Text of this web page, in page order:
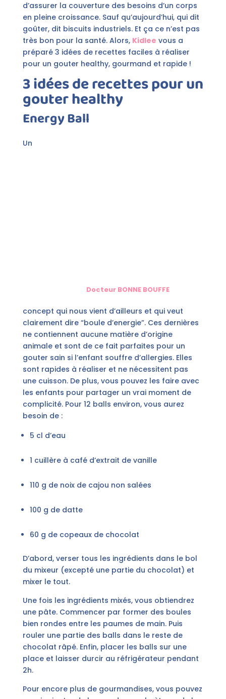
d’assurer la couverture des besoins d’un corps
en pleine croissance. Sauf qu’aujourd’hui, qui dit
goûter, dit biscuits industriels. Et ça ce n’est pas
très bon pour la santé. Alors, Kidlee vous a
préparé 3 idées de recettes faciles à réaliser
pour un gouter healthy, gourmand et rapide !
3 idées de recettes pour un
gouter healthy
Energy Ball
Docteur BONNE BOUFFE
Un
concept qui nous vient d’ailleurs et qui veut
clairement dire “boule d’energie”. Ces dernières
ne contiennent aucune matière d’origine
animale et sont de ce fait parfaites pour un
gouter sain si l’enfant souffre d’allergies. Elles
sont rapides à réaliser et ne nécessitent pas
une cuisson. De plus, vous pouvez les faire avec
les enfants pour partager un vrai moment de
complicité. Pour 12 balls environ, vous aurez
besoin de :
5 cl d’eau
1 cuillère à café d’extrait de vanille
110 g de noix de cajou non salées
100 g de datte
60 g de copeaux de chocolat
D’abord, verser tous les ingrédients dans le bol
du mixeur (excepté une partie du chocolat) et
mixer le tout.
Une fois les ingrédients mixés, vous obtiendrez
une pâte. Commencer par former des boules
bien rondes entre les paumes de main. Puis
rouler une partie des balls dans le reste de
chocolat râpé. Enfin, placer les balls sur une
place et laisser durcir au réfrigérateur pendant
2h.
Pour encore plus de gourmandises, vous pouvez